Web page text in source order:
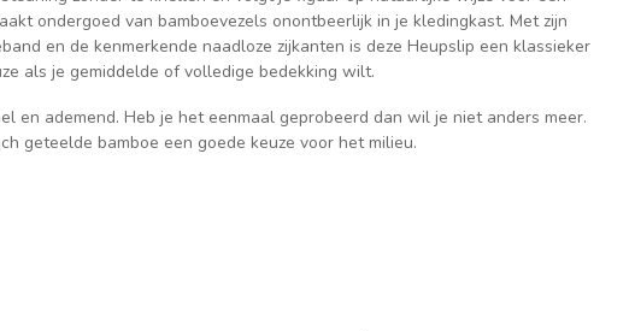
ondergoed van bamboevezels onontbeerlijk in je kledingkast. Met zijn
en de kenmerkende naadloze zijkanten is deze Heupslip een klassieker
als je gemiddelde of volledige bedekking wilt.
en ademend. Heb je het eenmaal geprobeerd dan wil je niet anders meer.
geteelde bamboe een goede keuze voor het milieu.